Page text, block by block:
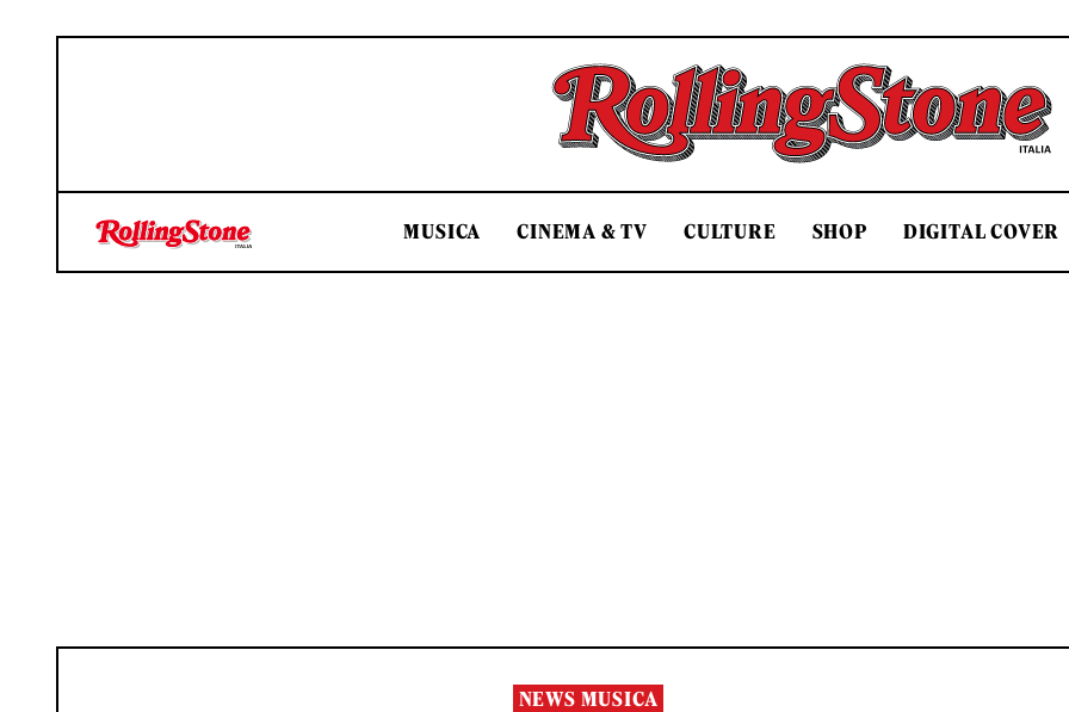
Rolling Stone Italia
MUSICA CINEMA & TV CULTURE SHOP DIGITAL COVER
NEWS MUSICA